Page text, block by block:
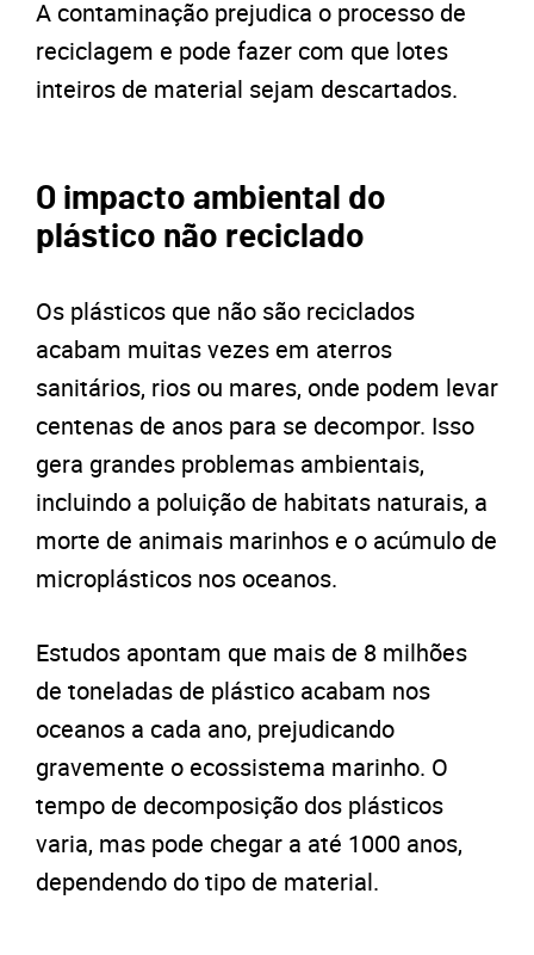
A contaminação prejudica o processo de
reciclagem e pode fazer com que lotes
inteiros de material sejam descartados.
O impacto ambiental do
plástico não reciclado
Os plásticos que não são reciclados
acabam muitas vezes em aterros
sanitários, rios ou mares, onde podem levar
centenas de anos para se decompor. Isso
gera grandes problemas ambientais,
incluindo a poluição de habitats naturais, a
morte de animais marinhos e o acúmulo de
microplásticos nos oceanos.
Estudos apontam que mais de 8 milhões
de toneladas de plástico acabam nos
oceanos a cada ano, prejudicando
gravemente o ecossistema marinho. O
tempo de decomposição dos plásticos
varia, mas pode chegar a até 1000 anos,
dependendo do tipo de material.